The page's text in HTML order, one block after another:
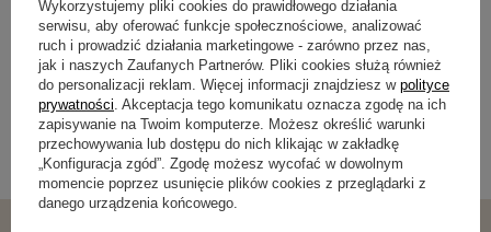
181,49 zł 109,99 zł
Kategorie powiązane
Nawozy dla roślin ozdobnych
Wykorzystujemy pliki cookies do prawidłowego działania
serwisu, aby oferować funkcje społecznościowe, analizować
ruch i prowadzić działania marketingowe - zarówno przez nas,
jak i naszych Zaufanych Partnerów. Pliki cookies służą również
do personalizacji reklam. Więcej informacji znajdziesz w polityce
prywatności . Akceptacja tego komunikatu oznacza zgodę na ich
zapisywanie na Twoim komputerze. Możesz określić warunki
przechowywania lub dostępu do nich klikając w zakładkę
„Konfiguracja zgód”. Zgodę możesz wycofać w dowolnym
momencie poprzez usunięcie plików cookies z przeglądarki z
danego urządzenia końcowego.